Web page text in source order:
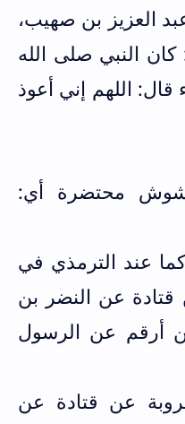
العزيز بن صهيب،
النبي صلى الله
قال: اللهم إني أعوذ
محتضرة أي:
عند الترمذي في
عن قتادة عن النضر بن
أرقم عن الرسول
عن قتادة عن